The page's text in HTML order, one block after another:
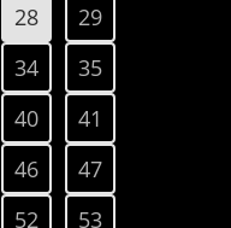
28
29
34
35
40
41
46
47
52 53